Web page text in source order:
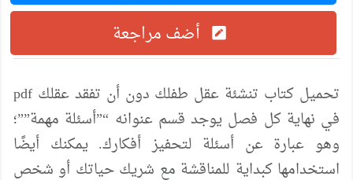
أضف مراجعة
تحميل كتاب تنشئة عقل طفلك دون أن تفقد عقلك pdf
في نهاية كل فصل يوجد قسم عنوانه “”أسئلة مهمة””؛
وهو عبارة عن أسئلة لتحفيز أفكارك. يمكنك أيضًا
استخدامها كبداية للمناقشة مع شريك حياتك أو شخص